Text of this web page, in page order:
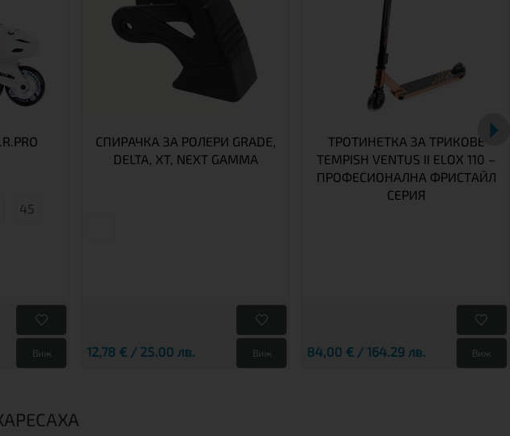
45
Виж
СПИРАЧКА ЗА РОЛЕРИ GRADE,
DELTA, XT, NEXT GAMMA
12,78 € / 25.00 лв. Виж
ТРОТИНЕТКА ЗА ТРИКОВЕ
TEMPISH VENTUS II ELOX 110 –
ПРОФЕСИОНАЛНА ФРИСТАЙЛ
СЕРИЯ
84,00 € / 164.29 лв. Виж